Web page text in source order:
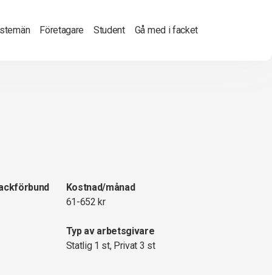
Företagare Student Gå med i facket
Kostnad/månad
61-652 kr
Typ av arbetsgivare
Statlig 1 st, Privat 3 st